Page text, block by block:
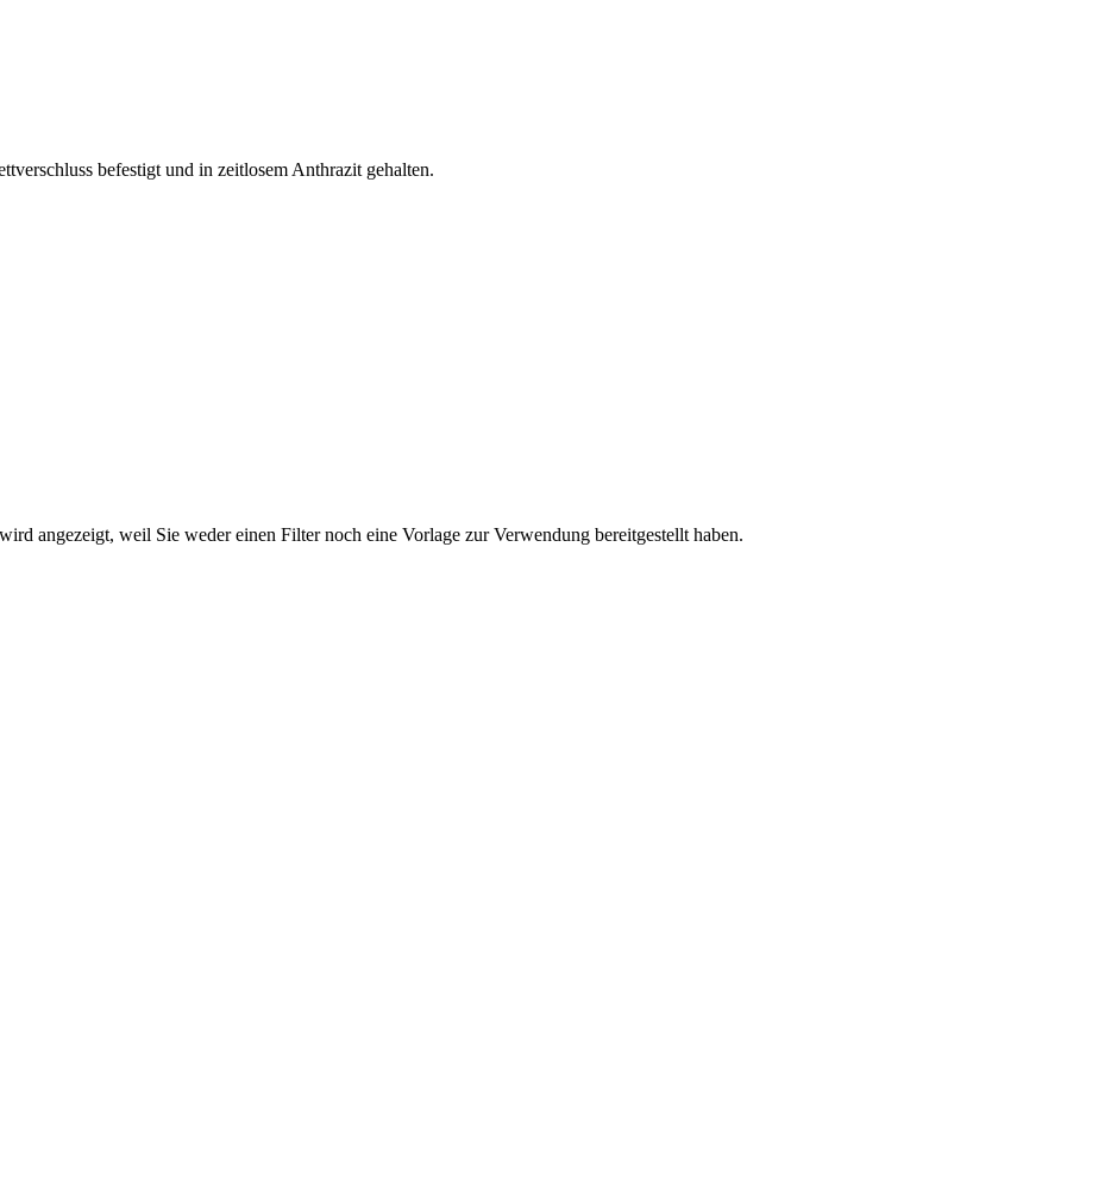
befestigt und in zeitlosem Anthrazit gehalten.
angezeigt, weil Sie weder einen Filter noch eine Vorlage zur Verwendung bereitgestellt haben.